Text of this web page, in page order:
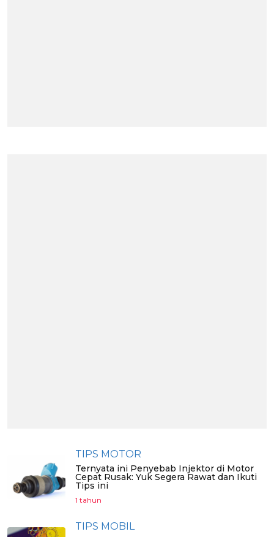
TIPS MOTOR
Ternyata ini Penyebab Injektor di Motor
Cepat Rusak: Yuk Segera Rawat dan Ikuti
Tips ini
1 tahun
TIPS MOBIL